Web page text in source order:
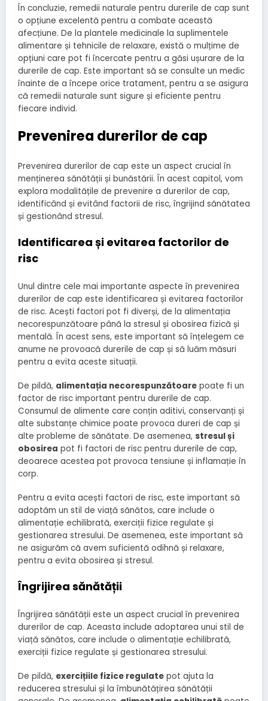
În concluzie, remedii naturale pentru durerile de cap sunt
o opțiune excelentă pentru a combate această
afecțiune. De la plantele medicinale la suplimentele
alimentare și tehnicile de relaxare, există o mulțime de
opțiuni care pot fi încercate pentru a găsi ușurare de la
durerile de cap. Este important să se consulte un medic
înainte de a începe orice tratament, pentru a se asigura
că remedii naturale sunt sigure și eficiente pentru
fiecare individ.
Prevenirea durerilor de cap
Prevenirea durerilor de cap este un aspect crucial în
menținerea sănătății și bunăstării. În acest capitol, vom
explora modalitățile de prevenire a durerilor de cap,
identificând și evitând factorii de risc, îngrijind sănătatea
și gestionând stresul.
Identificarea și evitarea factorilor de
risc
Unul dintre cele mai importante aspecte în prevenirea
durerilor de cap este identificarea și evitarea factorilor
de risc. Acești factori pot fi diverși, de la alimentația
necorespunzătoare până la stresul și obosirea fizică și
mentală. În acest sens, este important să înțelegem ce
anume ne provoacă durerile de cap și să luăm măsuri
pentru a evita aceste situații.
De pildă, alimentația necorespunzătoare poate fi un
factor de risc important pentru durerile de cap.
Consumul de alimente care conțin aditivi, conservanți și
alte substanțe chimice poate provoca dureri de cap și
alte probleme de sănătate. De asemenea, stresul și
obosirea pot fi factori de risc pentru durerile de cap,
deoarece acestea pot provoca tensiune și inflamație în
corp.
Pentru a evita acești factori de risc, este important să
adoptăm un stil de viață sănătos, care include o
alimentație echilibrată, exerciții fizice regulate și
gestionarea stresului. De asemenea, este important să
ne asigurăm că avem suficientă odihnă și relaxare,
pentru a evita obosirea și stresul.
Îngrijirea sănătății
Îngrijirea sănătății este un aspect crucial în prevenirea
durerilor de cap. Aceasta include adoptarea unui stil de
viață sănătos, care include o alimentație echilibrată,
exerciții fizice regulate și gestionarea stresului.
De pildă, exercițiile fizice regulate pot ajuta la
reducerea stresului și la îmbunătățirea sănătății